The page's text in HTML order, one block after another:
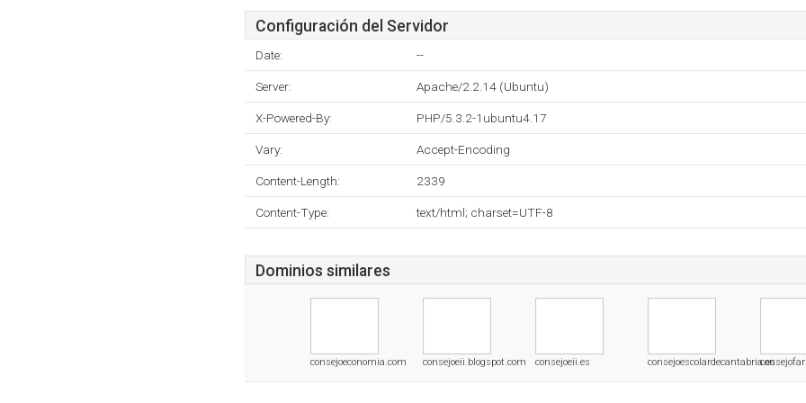
Configuración del Servidor
Date: --
Server: Apache/2.2.14 (Ubuntu)
X-Powered-By: PHP/5.3.2-1ubuntu4.17
Vary: Accept-Encoding
Content-Length: 2339
Content-Type: text/html; charset=UTF-8
Dominios similares
consejoeconomia.com consejoeii.blogspot.com consejoeii.es consejoescolardecantabria.es